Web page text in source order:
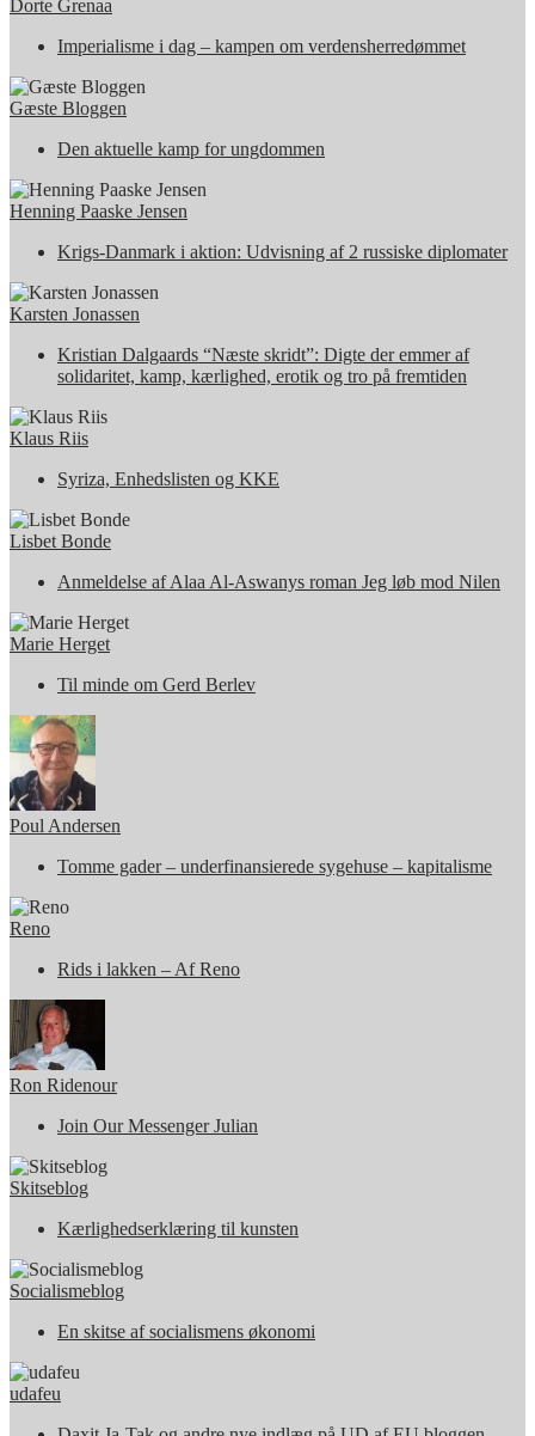
Dorte Grenaa
Imperialisme i dag – kampen om verdensherredømmet
Gæste Bloggen
Den aktuelle kamp for ungdommen
Henning Paaske Jensen
Krigs-Danmark i aktion: Udvisning af 2 russiske diplomater
Karsten Jonassen
Kristian Dalgaards “Næste skridt”: Digte der emmer af
solidaritet, kamp, kærlighed, erotik og tro på fremtiden
Klaus Riis
Syriza, Enhedslisten og KKE
Lisbet Bonde
Anmeldelse af Alaa Al-Aswanys roman Jeg løb mod Nilen
Marie Herget
Til minde om Gerd Berlev
Poul Andersen
Tomme gader – underfinansierede sygehuse – kapitalisme
Reno
Rids i lakken – Af Reno
Ron Ridenour
Join Our Messenger Julian
Skitseblog
Kærlighedserklæring til kunsten
Socialismeblog
En skitse af socialismens økonomi
udafeu